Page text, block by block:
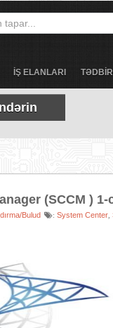
İŞ ELANLARI
(SCCM )
Bulud : System Center